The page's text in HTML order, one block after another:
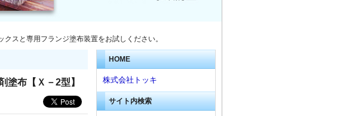
スと専用フランジ塗布装置をお試しください。
布【Ｘ－2型】
HOME
株式会社トッキ
サイト内検索